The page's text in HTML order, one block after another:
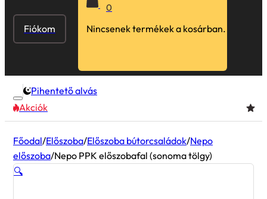
Fiókom
0
Nincsenek termékek a kosárban.
Pihentető alvás
Akciók
Főodal/Előszoba/Előszoba bútorcsaládok/Nepo
előszoba/Nepo PPK előszobafal (sonoma tölgy)
🔍